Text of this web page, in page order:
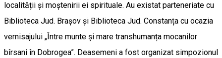
localității și moștenirii ei spirituale. Au existat parteneriate cu
Biblioteca Jud. Brașov și Biblioteca Jud. Constanța cu ocazia
vernisajului „Între munte și mare transhumanța mocanilor
bîrsani în Dobrogea”. Deasemeni a fost organizat simpozionul